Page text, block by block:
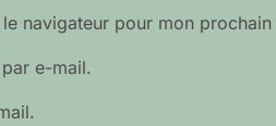
navigateur pour mon prochain
e-mail.